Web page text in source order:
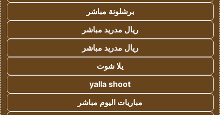
برشلونة مباشر
ريال مدريد مباشر
ريال مدريد مباشر
يلا شوت
yalla shoot
مباريات اليوم مباشر